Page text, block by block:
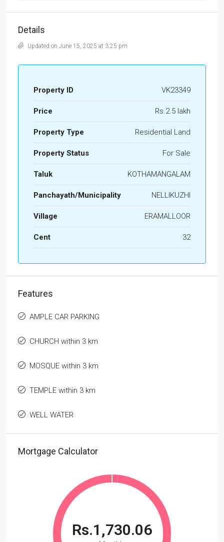
Details
Updated on June 15, 2025 at 3:25 pm
Property ID VK23349
Price Rs.2.5 lakh
Property Type Residential Land
Property Status For Sale
Taluk KOTHAMANGALAM
Panchayath/Municipality NELLIKUZHI
Village ERAMALLOOR
Cent 32
Features
AMPLE CAR PARKING
CHURCH within 3 km
MOSQUE within 3 km
TEMPLE within 3 km
WELL WATER
Mortgage Calculator
Rs.1,730.06